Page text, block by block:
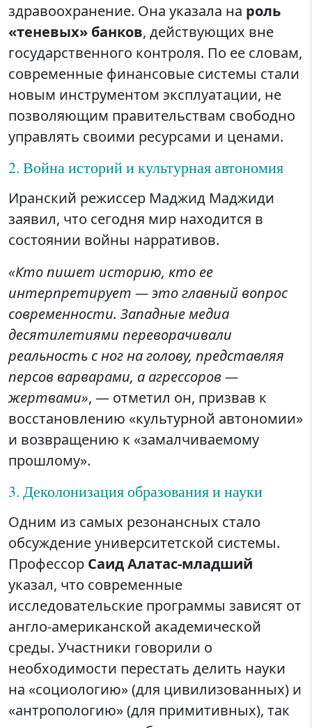
здравоохранение. Она указала на роль
«теневых» банков, действующих вне
государственного контроля. По ее словам,
современные финансовые системы стали
новым инструментом эксплуатации, не
позволяющим правительствам свободно
управлять своими ресурсами и ценами.
2. Война историй и культурная автономия
Иранский режиссер Маджид Маджиди
заявил, что сегодня мир находится в
состоянии войны нарративов.
«Кто пишет историю, кто ее
интерпретирует — это главный вопрос
современности. Западные медиа
десятилетиями переворачивали
реальность с ног на голову, представляя
персов варварами, а агрессоров —
жертвами», — отметил он, призвав к
восстановлению «культурной автономии»
и возвращению к «замалчиваемому
прошлому».
3. Деколонизация образования и науки
Одним из самых резонансных стало
обсуждение университетской системы.
Профессор Саид Алатас-младший
указал, что современные
исследовательские программы зависят от
англо-американской академической
среды. Участники говорили о
необходимости перестать делить науки
на «социологию» (для цивилизованных) и
«антропологию» (для примитивных), так